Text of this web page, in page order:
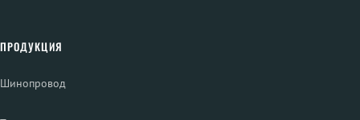
ПРОДУКЦИЯ
Шинопровод